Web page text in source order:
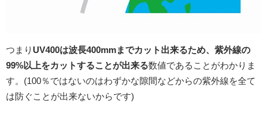
つまり UV400は波長400mmまでカット出来るため、紫外線の
99%以上をカットすることが出来る数値であることがわかりま
す。(100％ではないのはわずかな隙間などからの紫外線を全て
は防ぐことが出来ないからです)